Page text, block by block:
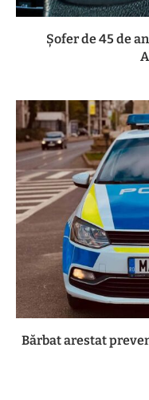
Șofer de 45 de
Bărbat arestat